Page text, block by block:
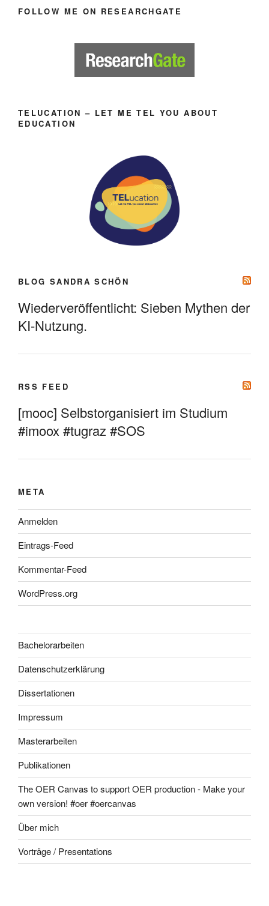
FOLLOW ME ON RESEARCHGATE
TELUCATION – LET ME TEL YOU ABOUT
EDUCATION
BLOG SANDRA SCHÖN
Wiederveröffentlicht: Sieben Mythen der
KI-Nutzung.
RSS FEED
[mooc] Selbstorganisiert im Studium
#imoox #tugraz #SOS
META
Anmelden
Eintrags-Feed
Kommentar-Feed
WordPress.org
Bachelorarbeiten
Datenschutzerklärung
Dissertationen
Impressum
Masterarbeiten
Publikationen
The OER Canvas to support OER production - Make your
own version! #oer #oercanvas
Über mich
Vorträge / Presentations